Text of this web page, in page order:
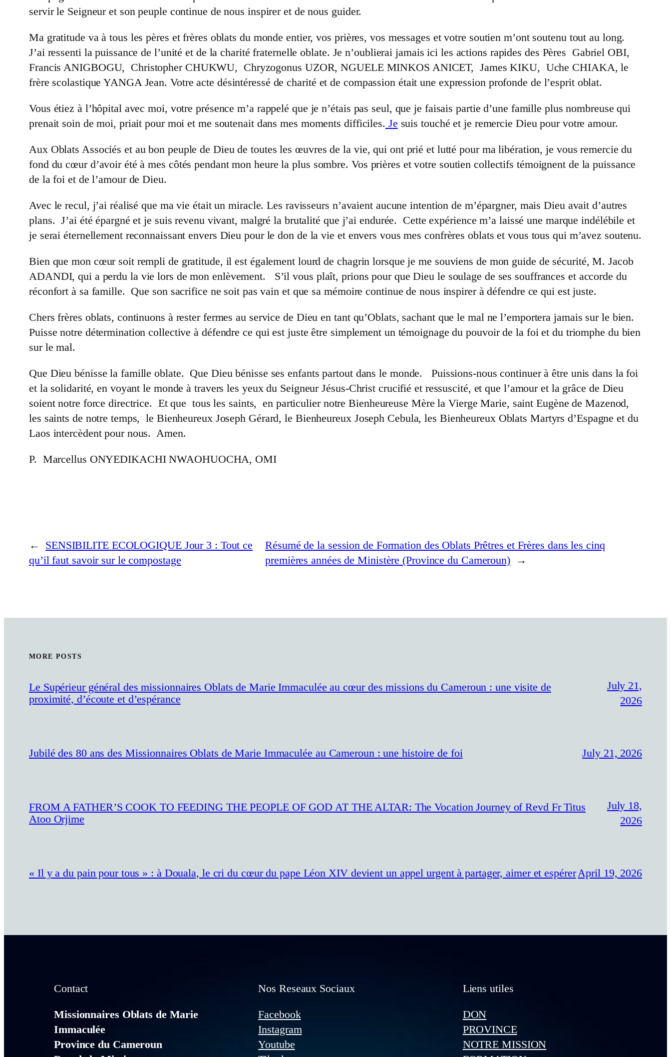
servir le Seigneur et son peuple continue de nous inspirer et de nous guider.
Ma gratitude va à tous les pères et frères oblats du monde entier, vos prières, vos messages et votre soutien m’ont soutenu tout au long.
J’ai ressenti la puissance de l’unité et de la charité fraternelle oblate. Je n’oublierai jamais ici les actions rapides des Pères Gabriel OBI,
Francis ANIGBOGU, Christopher CHUKWU, Chryzogonus UZOR, NGUELE MINKOS ANICET, James KIKU, Uche CHIAKA, le
frère scolastique YANGA Jean. Votre acte désintéressé de charité et de compassion était une expression profonde de l’esprit oblat.
Vous étiez à l’hôpital avec moi, votre présence m’a rappelé que je n’étais pas seul, que je faisais partie d’une famille plus nombreuse qui
prenait soin de moi, priait pour moi et me soutenait dans mes moments difficiles. Je suis touché et je remercie Dieu pour votre amour.
Aux Oblats Associés et au bon peuple de Dieu de toutes les œuvres de la vie, qui ont prié et lutté pour ma libération, je vous remercie du
fond du cœur d’avoir été à mes côtés pendant mon heure la plus sombre. Vos prières et votre soutien collectifs témoignent de la puissance
de la foi et de l’amour de Dieu.
Avec le recul, j’ai réalisé que ma vie était un miracle. Les ravisseurs n’avaient aucune intention de m’épargner, mais Dieu avait d’autres
plans. J’ai été épargné et je suis revenu vivant, malgré la brutalité que j’ai endurée. Cette expérience m’a laissé une marque indélébile et
je serai éternellement reconnaissant envers Dieu pour le don de la vie et envers vous mes confrères oblats et vous tous qui m’avez soutenu.
Bien que mon cœur soit rempli de gratitude, il est également lourd de chagrin lorsque je me souviens de mon guide de sécurité, M. Jacob
ADANDI, qui a perdu la vie lors de mon enlèvement. S’il vous plaît, prions pour que Dieu le soulage de ses souffrances et accorde du
réconfort à sa famille. Que son sacrifice ne soit pas vain et que sa mémoire continue de nous inspirer à défendre ce qui est juste.
Chers frères oblats, continuons à rester fermes au service de Dieu en tant qu’Oblats, sachant que le mal ne l’emportera jamais sur le bien.
Puisse notre détermination collective à défendre ce qui est juste être simplement un témoignage du pouvoir de la foi et du triomphe du bien
sur le mal.
Que Dieu bénisse la famille oblate. Que Dieu bénisse ses enfants partout dans le monde. Puissions-nous continuer à être unis dans la foi
et la solidarité, en voyant le monde à travers les yeux du Seigneur Jésus-Christ crucifié et ressuscité, et que l’amour et la grâce de Dieu
soient notre force directrice. Et que tous les saints, en particulier notre Bienheureuse Mère la Vierge Marie, saint Eugène de Mazenod,
les saints de notre temps, le Bienheureux Joseph Gérard, le Bienheureux Joseph Cebula, les Bienheureux Oblats Martyrs d’Espagne et du
Laos intercèdent pour nous. Amen.
P. Marcellus ONYEDIKACHI NWAOHUOCHA, OMI
←
SENSIBILITE ECOLOGIQUE Jour 3 : Tout ce
qu’il faut savoir sur le compostage
Résumé de la session de Formation des Oblats Prêtres et Frères dans les cinq
premières années de Ministère (Province du Cameroun)
→
MORE POSTS
Le Supérieur général des missionnaires Oblats de Marie Immaculée au cœur des missions du Cameroun : une visite de
proximité, d’écoute et d’espérance
July 21,
2026
Jubilé des 80 ans des Missionnaires Oblats de Marie Immaculée au Cameroun : une histoire de foi July 21, 2026
FROM A FATHER’S COOK TO FEEDING THE PEOPLE OF GOD AT THE ALTAR: The Vocation Journey of Revd Fr Titus
Atoo Orjime
July 18,
2026
« Il y a du pain pour tous » : à Douala, le cri du cœur du pape Léon XIV devient un appel urgent à partager, aimer et espérerApril 19, 2026
Contact
Missionnaires Oblats de Marie
Immaculée
Province du Cameroun
Nos Reseaux Sociaux
Facebook
Instagram
Youtube
Liens utiles
DON
PROVINCE
NOTRE MISSION